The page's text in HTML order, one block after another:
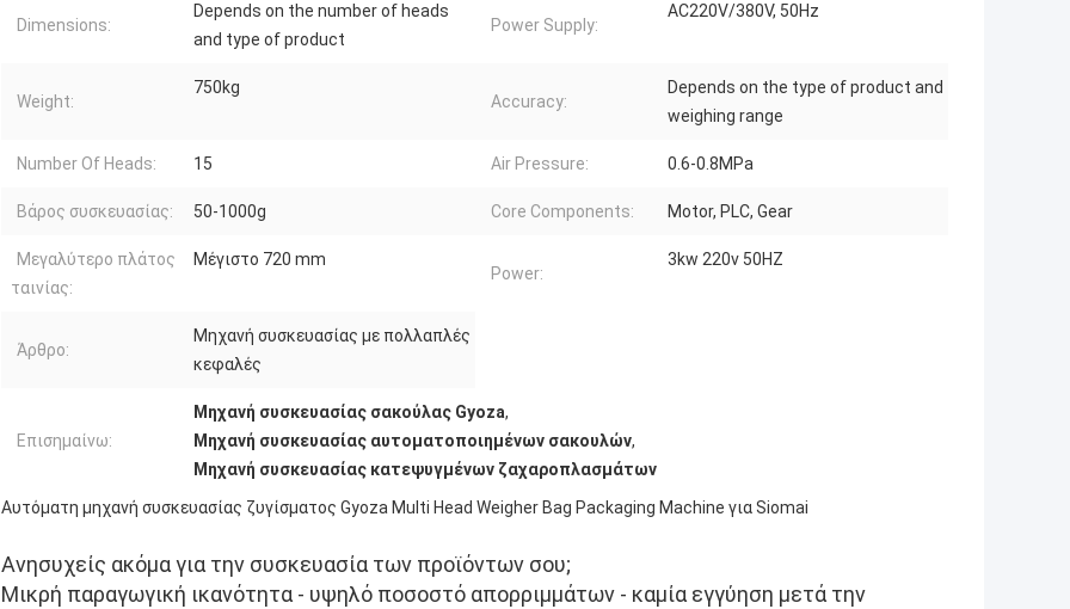
Dimensions:
Depends on the number of heads
and type of product
Power Supply:
AC220V/380V, 50Hz
Weight:
750kg
Accuracy:
Depends on the type of product and
weighing range
Number Of Heads: 15 Air Pressure: 0.6-0.8MPa
Βάρος συσκευασίας: 50-1000g Core Components: Motor, PLC, Gear
Μεγαλύτερο πλάτος
ταινίας:
Μέγιστο 720 mm
Power:
3kw 220v 50HZ
Άρθρο:
Μηχανή συσκευασίας με πολλαπλές
κεφαλές
Επισημαίνω:
Μηχανή συσκευασίας σακούλας Gyoza,
Μηχανή συσκευασίας αυτοματοποιημένων σακουλών,
Μηχανή συσκευασίας κατεψυγμένων ζαχαροπλασμάτων
Αυτόματη μηχανή συσκευασίας ζυγίσματος Gyoza Multi Head Weigher Bag Packaging Machine για Siomai
Ανησυχείς ακόμα για την συσκευασία των προϊόντων σου;
Μικρή παραγωγική ικανότητα - υψηλό ποσοστό απορριμμάτων - καμία εγγύηση μετά την